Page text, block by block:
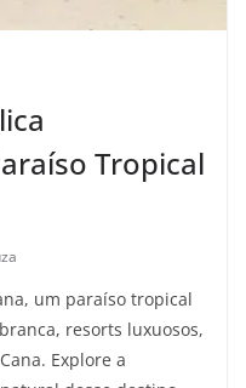
Tropical
um paraíso tropical
resorts luxuosos,
Explore a